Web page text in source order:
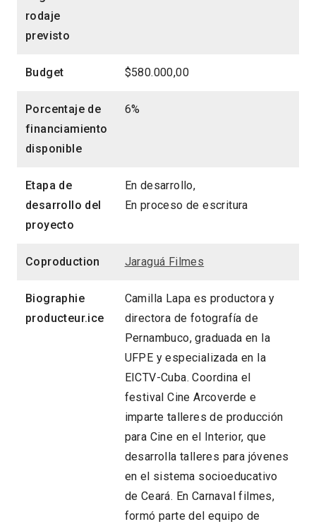
rodaje
previsto
Budget $580.000,00
Porcentaje de
financiamiento
disponible
6%
Etapa de
desarrollo del
proyecto
En desarrollo,
En proceso de escritura
Coproduction Jaraguá Filmes
Biographie
producteur.ice
Camilla Lapa es productora y
directora de fotografía de
Pernambuco, graduada en la
UFPE y especializada en la
EICTV-Cuba. Coordina el
festival Cine Arcoverde e
imparte talleres de producción
para Cine en el Interior, que
desarrolla talleres para jóvenes
en el sistema socioeducativo
de Ceará. En Carnaval filmes,
formó parte del equipo de